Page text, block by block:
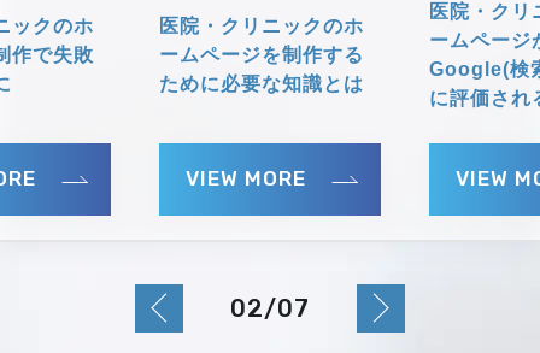
ックのホ
作で失敗
医院・クリニックのホ
ームページを制作する
ために必要な知識とは
VIEW MORE
医院・クリ
ームページ
Google(検
に評価され
VIEW
02/07